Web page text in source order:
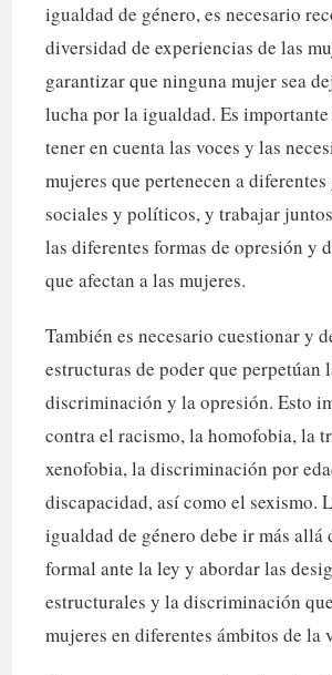
igualdad de género, es necesario
diversidad de experiencias de las
garantizar que ninguna mujer sea
lucha por la igualdad. Es
tener en cuenta las voces y las
mujeres que pertenecen a diferentes
sociales y políticos, y trabajar
las diferentes formas de opresión y
que afectan a las mujeres.
También es necesario cuestionar y
estructuras de poder que perpetúan
discriminación y la opresión. Esto
contra el racismo, la homofobia, la
xenofobia, la discriminación por
discapacidad, así como el sexismo.
igualdad de género debe ir más allá
formal ante la ley y abordar las
estructurales y la discriminación
mujeres en diferentes ámbitos de la